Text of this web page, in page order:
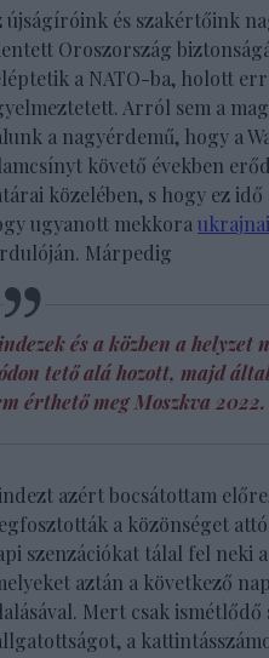
újságíróink és szakértőink
Oroszország
a NATO-ba, holott
Arról sem a
a nagyérdemű, hogy a
követő években
közelében, s hogy ez idő
ugyanott mekkora
Márpedig
és a közben a
tető alá hozott, majd
érthető meg Moszkva
azért bocsátottam
a közönséget
szenzációkat tálal fel neki
aztán a következő
Mert csak
a